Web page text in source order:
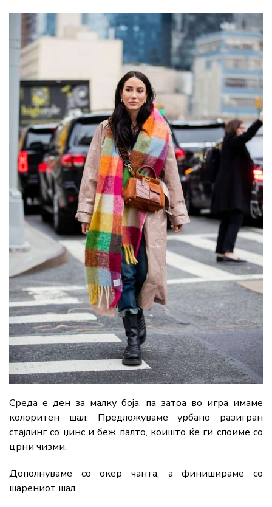
Среда е ден за малку боја, па затоа во игра имаме
колоритен шал. Предложуваме урбано разигран
стајлинг со џинс и беж палто, коишто ќе ги споиме со
црни чизми.
Дополнуваме со окер чанта, а финишираме со
шарениот шал.